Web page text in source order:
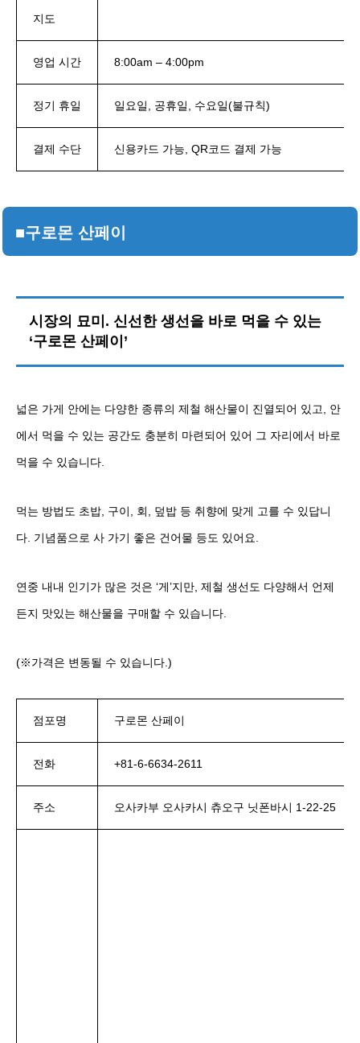
지도
영업 시간 8:00am – 4:00pm
정기 휴일 일요일, 공휴일, 수요일(불규칙)
결제 수단 신용카드 가능, QR코드 결제 가능
■구로몬 산페이
시장의 묘미. 신선한 생선을 바로 먹을 수 있는
‘구로몬 산페이’
넓은 가게 안에는 다양한 종류의 제철 해산물이 진열되어 있고, 안
에서 먹을 수 있는 공간도 충분히 마련되어 있어 그 자리에서 바로
먹을 수 있습니다.
먹는 방법도 초밥, 구이, 회, 덮밥 등 취향에 맞게 고를 수 있답니
다. 기념품으로 사 가기 좋은 건어물 등도 있어요.
연중 내내 인기가 많은 것은 ‘게’지만, 제철 생선도 다양해서 언제
든지 맛있는 해산물을 구매할 수 있습니다.
(※가격은 변동될 수 있습니다.)
점포명 구로몬 산페이
전화 +81-6-6634-2611
주소 오사카부 오사카시 츄오구 닛폰바시 1-22-25